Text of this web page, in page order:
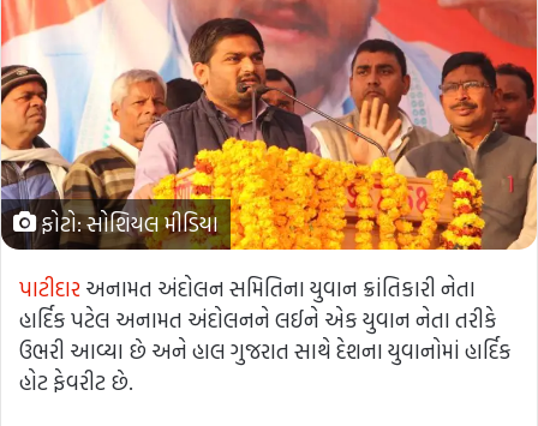
ફોટો: સોશિયલ મીડિયા
પાટીદારઅનામત અંદોલન સમિતિના યુવાન ક્રાંતિકારી નેતા
હાર્દિક પટેલ અનામત અંદોલનને લઈને એક યુવાન નેતા તરીકે
ઉભરી આવ્યા છે અને હાલ ગુજરાત સાથે દેશના યુવાનોમાં હાર્દિક
હોટ ફેવરીટ છે.